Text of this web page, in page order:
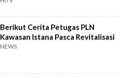
Berikut Cerita Petugas PLN
Kawasan Istana Pasca Revitalisasi
NEWS